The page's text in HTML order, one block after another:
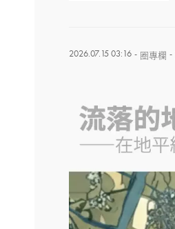
2026.07.15 03:16 - 圈專欄 -